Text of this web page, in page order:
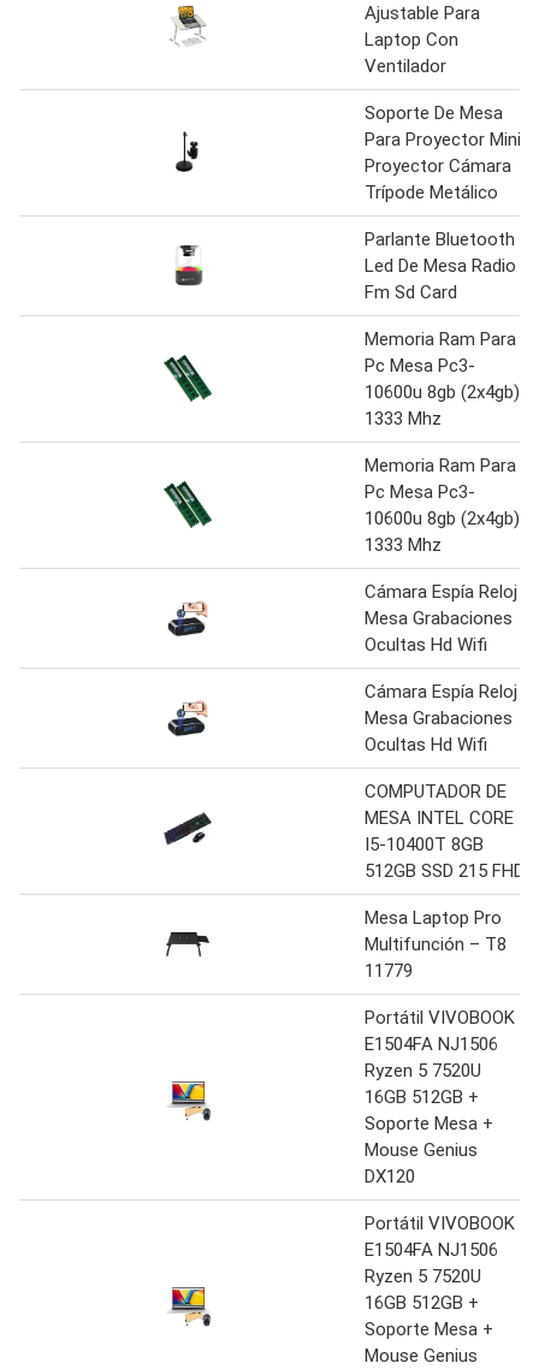
Ajustable Para
Laptop Con
Ventilador
Soporte De Mesa
Para Proyector Mini
Proyector Cámara
Trípode Metálico
Parlante Bluetooth
Led De Mesa Radio
Fm Sd Card
Memoria Ram Para
Pc Mesa Pc3-
10600u 8gb (2x4gb)
1333 Mhz
Memoria Ram Para
Pc Mesa Pc3-
10600u 8gb (2x4gb)
1333 Mhz
Cámara Espía Reloj
Mesa Grabaciones
Ocultas Hd Wifi
Cámara Espía Reloj
Mesa Grabaciones
Ocultas Hd Wifi
COMPUTADOR DE
MESA INTEL CORE
I5-10400T 8GB
512GB SSD 215 FHD
Mesa Laptop Pro
Multifunción – T8
11779
Portátil VIVOBOOK
E1504FA NJ1506
Ryzen 5 7520U
16GB 512GB +
Soporte Mesa +
Mouse Genius
DX120
Portátil VIVOBOOK
E1504FA NJ1506
Ryzen 5 7520U
16GB 512GB +
Soporte Mesa +
Mouse Genius